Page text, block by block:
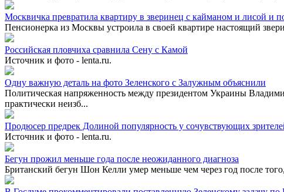
Москвичка превратила квартиру в зверинец с кайманом и лисой и
Пенсионерка из Москвы устроила в своей квартире настоящий
Российская пловчиха сравнила Сену с Камой
Источник и фото - lenta.ru.
Одну важную деталь на фото Зеленского с Залужным объяснили
Политическая напряженность между президентом Украины
практически неизб...
Продюсер предрек Долиной популярность у сочувствующих
Источник и фото - lenta.ru.
Бегун прожил меньше года после неожиданного диагноза
Британский бегун Шон Келли умер меньше чем через год после